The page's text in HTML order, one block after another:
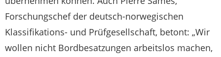
Forschungschef der deutsch-norwegischen
Klassifikations- und Prüfgesellschaft, betont: „Wir
wollen nicht Bordbesatzungen arbeitslos machen,